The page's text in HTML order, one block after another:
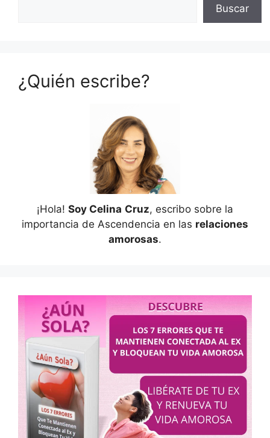
Buscar
¿Quién escribe?
¡Hola! Soy Celina Cruz, escribo sobre la
importancia de Ascendencia en las relaciones
amorosas.